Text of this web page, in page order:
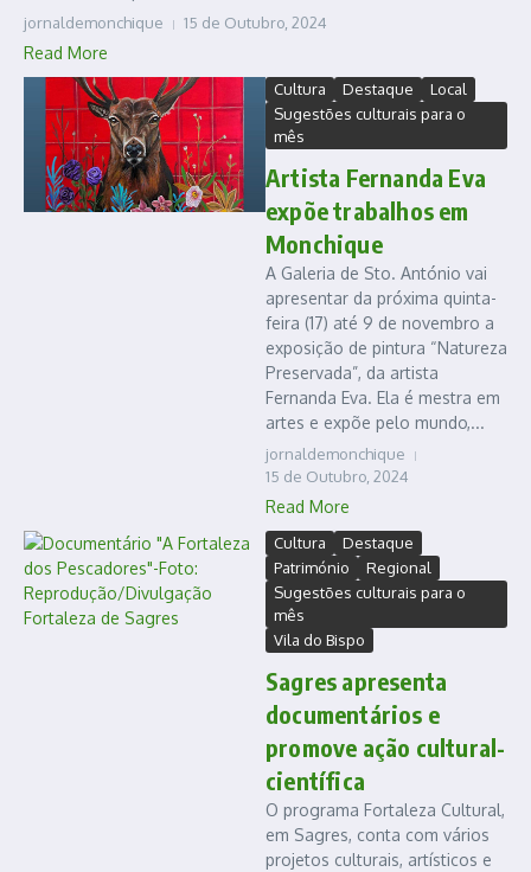
jornaldemonchique 15 de Outubro, 2024
Read More
Cultura Destaque
Local
Sugestões culturais para o
mês
Artista Fernanda Eva
expõe trabalhos em
Monchique
A Galeria de Sto. António vai
apresentar da próxima quinta-
feira (17) até 9 de novembro a
exposição de pintura “Natureza
Preservada”, da artista
Fernanda Eva. Ela é mestra em
artes e expõe pelo mundo,...
jornaldemonchique
15 de Outubro, 2024
Read More
Cultura
Destaque
Património
Regional
Sugestões culturais para o
mês
Vila do Bispo
Sagres apresenta
documentários e
promove ação cultural-
científica
O programa Fortaleza Cultural,
em Sagres, conta com vários
projetos culturais, artísticos e